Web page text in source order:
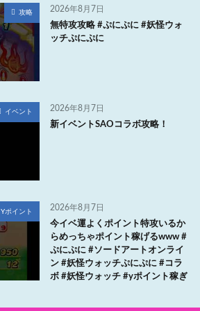
攻略 2026年8月7日
無特攻攻略 #ぷにぷに #妖怪ウォ
ッチぷにぷに
イベント 2026年8月7日
新イベントSAOコラボ攻略！
Yポイント 2026年8月7日
今イベ運よくポイント特攻いるか
らめっちゃポイント稼げるwww #
ぷにぷに #ソードアートオンライ
ン #妖怪ウォッチぷにぷに #コラ
ボ #妖怪ウォッチ #yポイント稼ぎ